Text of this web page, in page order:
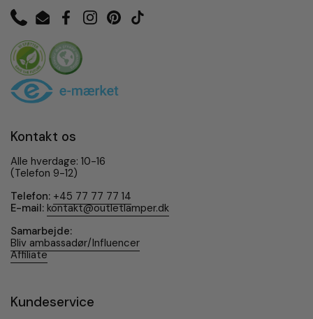
PhoneEmailFacebookInstagram
Pinterest
TikTok
Kontakt os
Alle hverdage: 10-16
(Telefon 9-12)
Telefon: +45 77 77 77 14
E-mail: kontakt@outletlamper.dk
Samarbejde:
Bliv ambassadør/Influencer
Affiliate
Kundeservice